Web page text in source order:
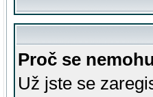
Proč se
Už jste se